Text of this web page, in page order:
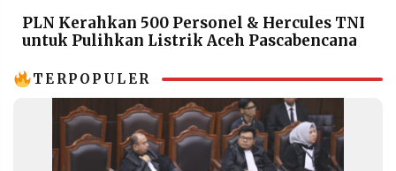
PENGADUAN TERM
OF
SERVICE
IKUTI
PLN Kerahkan 500 Personel & Hercules TNI
untuk Pulihkan Listrik Aceh Pascabencana
TERPOPULER